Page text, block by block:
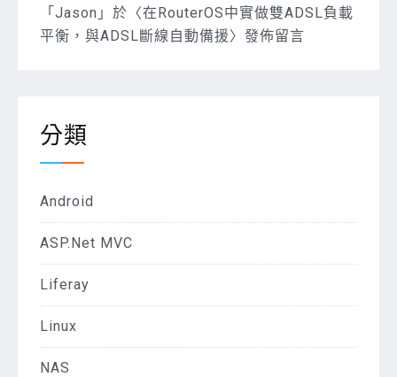
「 Jason 」於〈在RouterOS中實做雙ADSL負載
平衡，與ADSL斷線自動備援〉發佈留言
分類
Android
ASP.Net MVC
Liferay
Linux
NAS